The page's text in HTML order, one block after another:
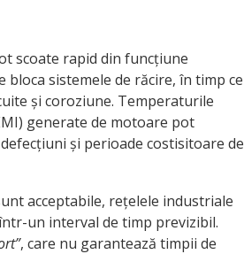
scoate rapid din funcțiune
sistemele de răcire, în timp ce
și coroziune. Temperaturile
generate de motoare pot
și perioade costisitoare de
acceptabile, rețelele industriale
un interval de timp previzibil.
, care nu garantează timpii de